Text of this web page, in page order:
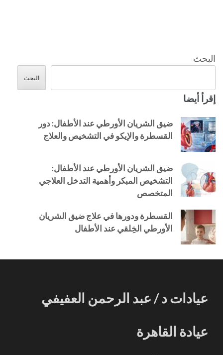
البحث
البحث
إقرأ أيضا
ضيق الشريان الأورطي عند الأطفال: دور
القسطرة والإيكو في التشخيص والعلاج
ضيق الشريان الأورطي عند الأطفال:
التشخيص المبكر وأهمية التدخل العلاجي
المتخصص
القسطرة ودورها في علاج ضيق الشريان
الأورطي الخِلقي عند الأطفال
عيادات د / عبد الرحمن العفيفي
عيادة القاهرة